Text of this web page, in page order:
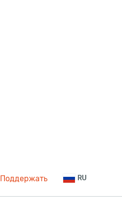
Поддержать RU